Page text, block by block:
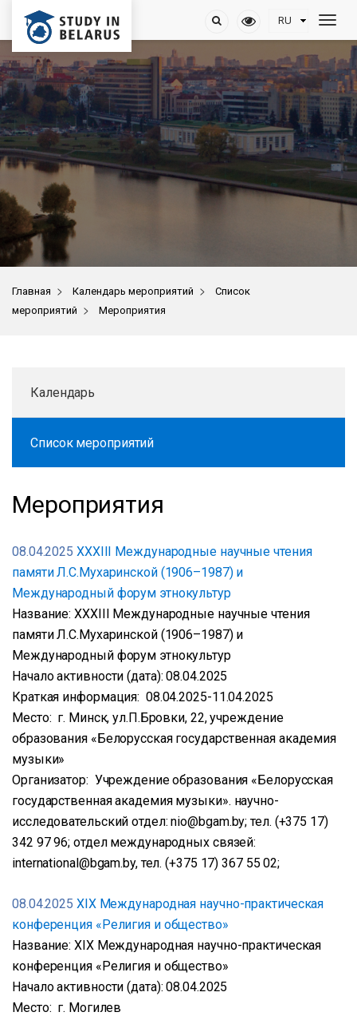
Главная > Календарь мероприятий >
Список
мероприятий > Мероприятия
Календарь
Список мероприятий
Мероприятия
08.04.2025 XXXIII Международные научные чтения
памяти Л.С.Мухаринской (1906–1987) и
Международный форум этнокультур
Название: XXXIII Международные научные чтения
памяти Л.С.Мухаринской (1906–1987) и
Международный форум этнокультур
Начало активности (дата): 08.04.2025
Краткая информация: 08.04.2025-11.04.2025
Место: г. Минск, ул.П.Бровки, 22, учреждение
образования «Белорусская государственная академия
музыки»
Организатор: Учреждение образования «Белорусская
государственная академия музыки». научно-
исследовательский отдел: nio@bgam.by; тел. (+375 17)
342 97 96; отдел международных связей:
international@bgam.by, тел. (+375 17) 367 55 02;
08.04.2025 ХIХ Международная научно-практическая
конференция «Религия и общество»
Название: ХIХ Международная научно-практическая
конференция «Религия и общество»
Начало активности (дата): 08.04.2025
Место: г. Могилев